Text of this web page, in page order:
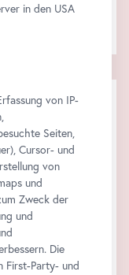
in den USA
von IP-
Seiten,
Cursor- und
von
und
Zweck der
und
Die
First-Party- und